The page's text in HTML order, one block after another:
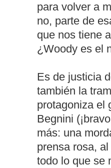
para volver a
no, parte de
que nos tiene
¿Woody es el
Es de justicia
también la
protagoniza el
Begnini
más: una
prensa rosa, al
todo lo que se